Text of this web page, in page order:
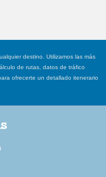
destino. Utilizamos las más
de rutas, datos de tráfico
ofrecerte un detallado itenerario